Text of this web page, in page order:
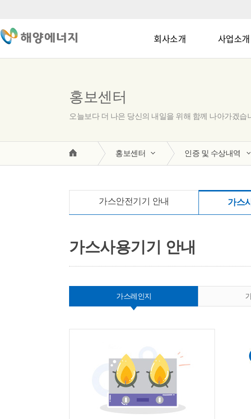
회사소개 사업소개
홍보센터
오늘보다 더 나은 당신의 내일을 위해 함께 나아가겠습
홍보센터 인증 및 수상내역
가스안전기기 안내 가스
가스사용기기 안내
가스레인지